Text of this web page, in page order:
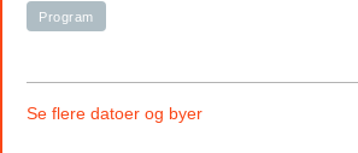
Program
Se flere datoer og byer